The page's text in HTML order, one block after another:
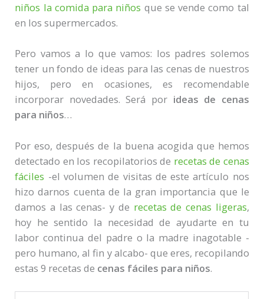
niños la comida para niños que se vende como tal
en los supermercados.
Pero vamos a lo que vamos: los padres solemos
tener un fondo de ideas para las cenas de nuestros
hijos, pero en ocasiones, es recomendable
incorporar novedades. Será por ideas de cenas
para niños…
Por eso, después de la buena acogida que hemos
detectado en los recopilatorios de recetas de cenas
fáciles -el volumen de visitas de este artículo nos
hizo darnos cuenta de la gran importancia que le
damos a las cenas- y de recetas de cenas ligeras,
hoy he sentido la necesidad de ayudarte en tu
labor continua del padre o la madre inagotable -
pero humano, al fin y alcabo- que eres, recopilando
estas 9 recetas de cenas fáciles para niños.